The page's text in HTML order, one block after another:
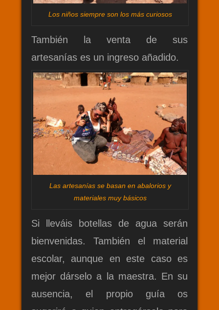
Los niños siempre son los más curiosos
También la venta de sus
artesanías es un ingreso añadido.
Las artesanías se basan en abalorios y
materiales muy básicos
Si lleváis botellas de agua serán
bienvenidas. También el material
escolar, aunque en este caso es
mejor dárselo a la maestra. En su
ausencia, el propio guía os